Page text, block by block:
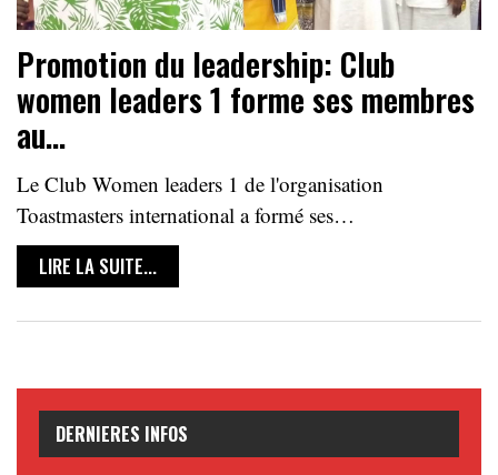
Promotion du leadership: Club
women leaders 1 forme ses membres
au…
Le Club Women leaders 1 de l'organisation
Toastmasters international a formé ses…
LIRE LA SUITE...
DERNIERES INFOS